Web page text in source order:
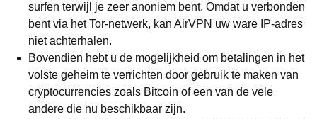
surfen terwijl je zeer anoniem bent. Omdat u verbonden
bent via het Tor-netwerk, kan AirVPN uw ware IP-adres
niet achterhalen.
Bovendien hebt u de mogelijkheid om betalingen in het
volste geheim te verrichten door gebruik te maken van
cryptocurrencies zoals Bitcoin of een van de vele
andere die nu beschikbaar zijn.